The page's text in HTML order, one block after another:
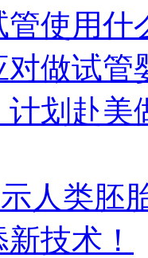
使用什
做试管
计划赴
示人类
技术！